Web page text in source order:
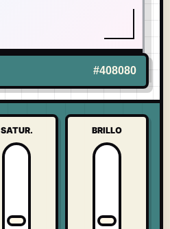
#408080
SATUR. BRILLO